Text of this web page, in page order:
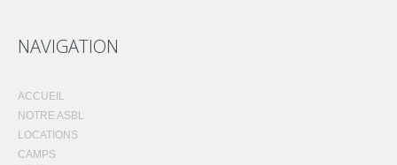
NAVIGATION
ACCUEIL
NOTRE ASBL
LOCATIONS
CAMPS